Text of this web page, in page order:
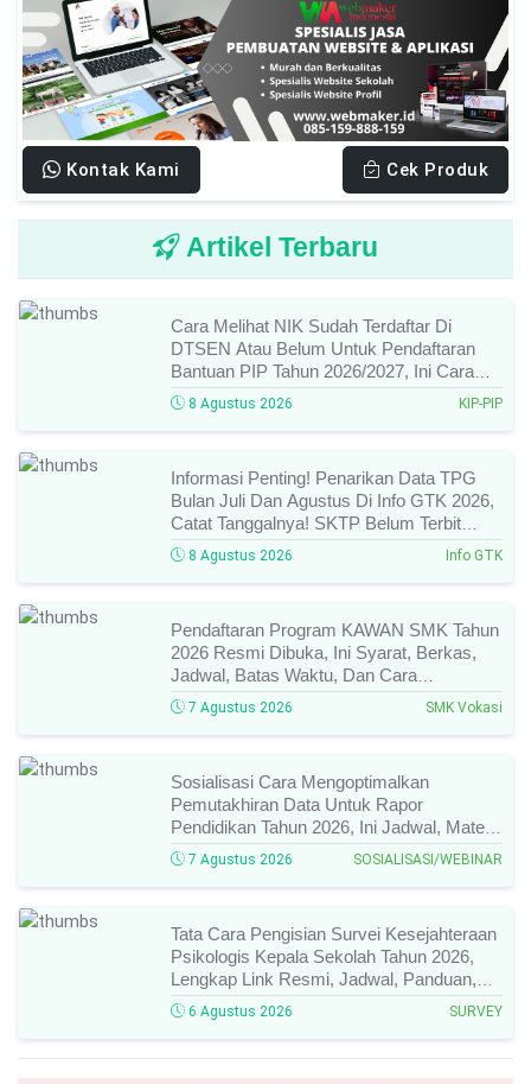
Kontak Kami Cek Produk
Artikel Terbaru
Cara Melihat NIK Sudah Terdaftar Di
DTSEN Atau Belum Untuk Pendaftaran
Bantuan PIP Tahun 2026/2027, Ini Cara
Cek Dan Syarat Perubahan Desil!
8 Agustus 2026 KIP-PIP
Informasi Penting! Penarikan Data TPG
Bulan Juli Dan Agustus Di Info GTK 2026,
Catat Tanggalnya! SKTP Belum Terbit
Januari–Juni, Ini Prosesnya!
8 Agustus 2026 Info GTK
Pendaftaran Program KAWAN SMK Tahun
2026 Resmi Dibuka, Ini Syarat, Berkas,
Jadwal, Batas Waktu, Dan Cara
Pendaftarannya!
7 Agustus 2026 SMK Vokasi
Sosialisasi Cara Mengoptimalkan
Pemutakhiran Data Untuk Rapor
Pendidikan Tahun 2026, Ini Jadwal, Materi,
Narasumber, Dan Link Mengikutinya!
7 Agustus 2026 SOSIALISASI/WEBINAR
Tata Cara Pengisian Survei Kesejahteraan
Psikologis Kepala Sekolah Tahun 2026,
Lengkap Link Resmi, Jadwal, Panduan,
Dan Hal Yang Wajib Diperhatikan!
6 Agustus 2026 SURVEY